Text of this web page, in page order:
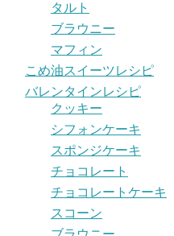
タルト
ブラウニー
マフィン
こめ油スイーツレシピ
バレンタインレシピ
クッキー
シフォンケーキ
スポンジケーキ
チョコレート
チョコレートケーキ
スコーン